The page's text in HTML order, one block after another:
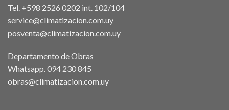
Tel. +598 2526 0202 int. 102/104
service@climatizacion.com.uy
posventa@climatizacion.com.uy
Departamento de Obras
Whatsapp.094 230 845
obras@climatizacion.com.uy